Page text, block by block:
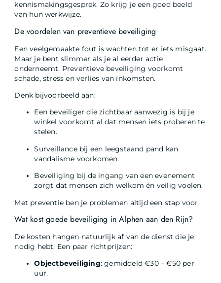
kennismakingsgesprek. Zo krijg je een goed beeld
van hun werkwijze.
De voordelen van preventieve beveiliging
Een veelgemaakte fout is wachten tot er iets misgaat.
Maar je bent slimmer als je al eerder actie
onderneemt. Preventieve beveiliging voorkomt
schade, stress en verlies van inkomsten.
Denk bijvoorbeeld aan:
Een beveiliger die zichtbaar aanwezig is bij je
winkel voorkomt al dat mensen iets proberen te
stelen.
Surveillance bij een leegstaand pand kan
vandalisme voorkomen.
Beveiliging bij de ingang van een evenement
zorgt dat mensen zich welkom én veilig voelen.
Met preventie ben je problemen altijd een stap voor.
Wat kost goede beveiliging in Alphen aan den Rijn?
De kosten hangen natuurlijk af van de dienst die je
nodig hebt. Een paar richtprijzen:
Objectbeveiliging: gemiddeld €30 – €50 per
uur.